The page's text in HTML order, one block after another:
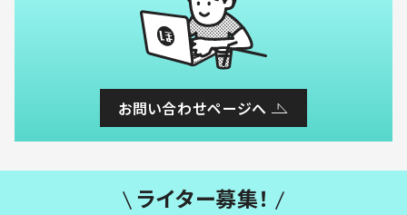
お問い合わせページへ
ライター募集！